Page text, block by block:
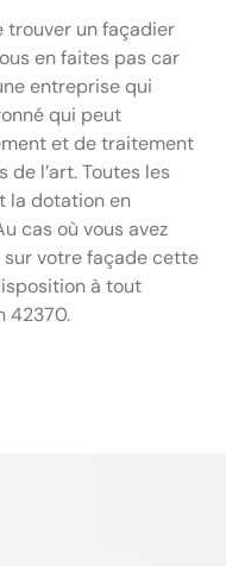
trouver un façadier
en faites pas car
entreprise qui
qui peut
et de traitement
l’art. Toutes les
la dotation en
cas où vous avez
votre façade cette
à tout
42370.